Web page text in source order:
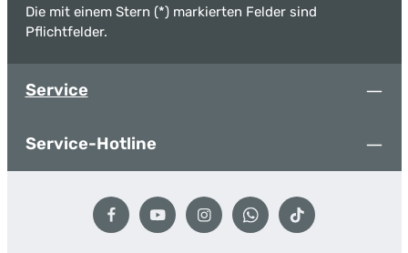
Die mit einem Stern (*) markierten Felder sind
Pflichtfelder.
Service
Service-Hotline